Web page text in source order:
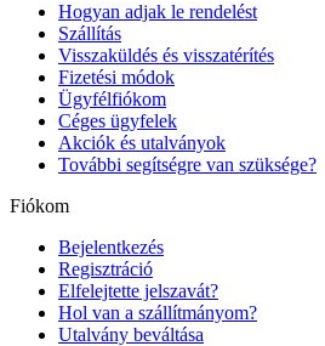
Hogyan adjak le rendelést
Szállítás
Visszaküldés és visszatérítés
Fizetési módok
Ügyfélfiókom
Céges ügyfelek
Akciók és utalványok
További segítségre van szüksége?
Fiókom
Bejelentkezés
Regisztráció
Elfelejtette jelszavát?
Hol van a szállítmányom?
Utalvány beváltása